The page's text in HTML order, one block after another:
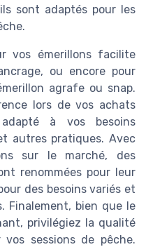
sont adaptés pour les
vos émerillons facilite
ou encore pour
agrafe ou snap.
lors de vos achats
à vos besoins
autres pratiques. Avec
sur le marché, des
renommées pour leur
des besoins variés et
Finalement, bien que le
privilégiez la qualité
sessions de pêche.